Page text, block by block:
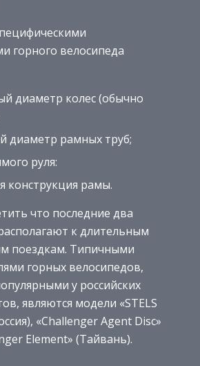
горного велосипеда
диаметр колес (обычно
диаметр рамных труб;
руля:
конструкция рамы.
что последние два
к длительным
поездкам. Типичными
горных велосипедов,
у российских
являются модели «STELS
«Challenger Agent Disc»
Element» (Тайвань).